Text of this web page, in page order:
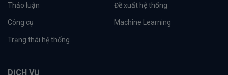
Thảo luận Đề xuất hệ thống
Công cụ Machine Learning
Trạng thái hệ thống
DỊCH VỤ